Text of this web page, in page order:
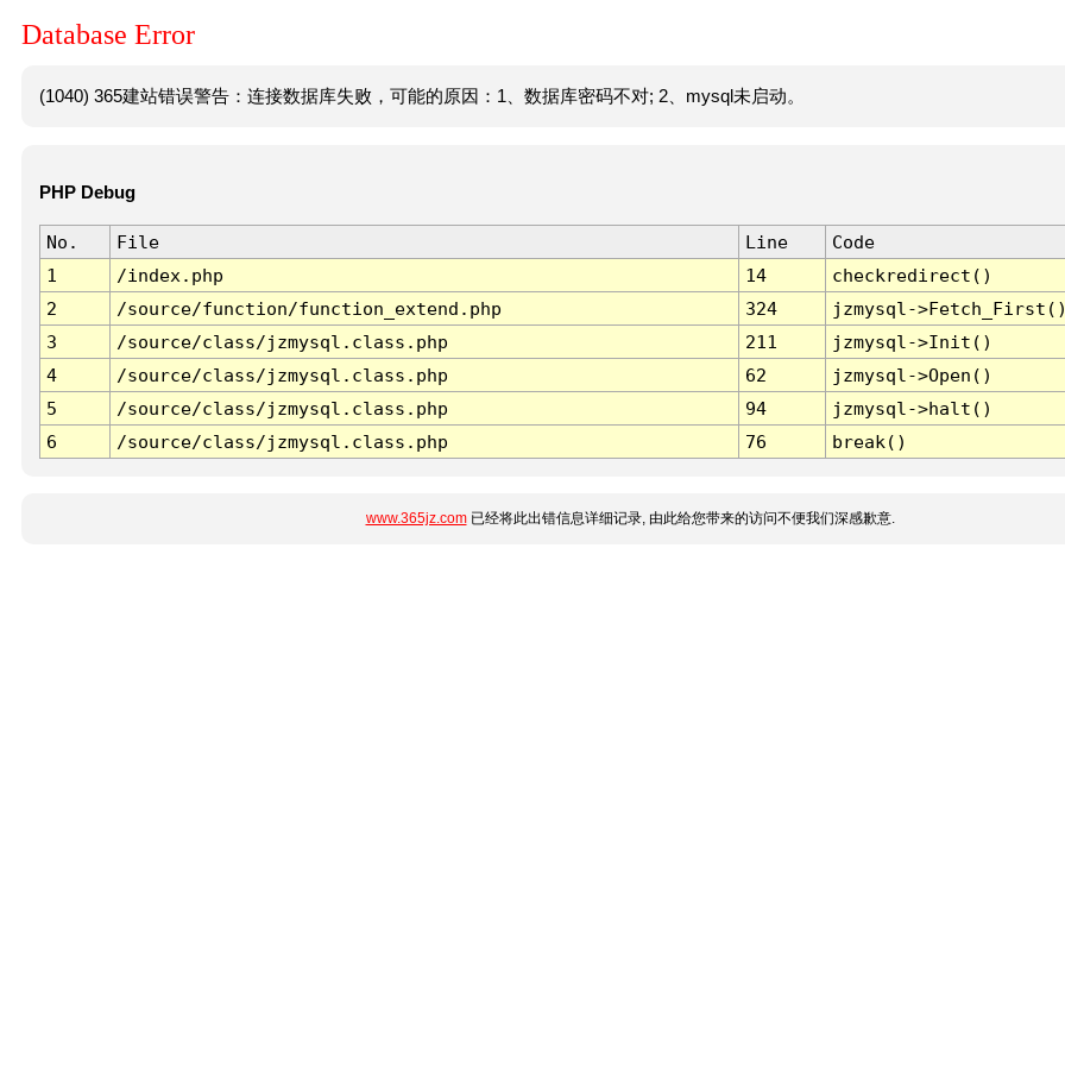
Database Error
(1040) 365建站错误警告：连接数据库失败，可能的原因：1、数据库密码不对; 2、mysql未启动。
PHP Debug
No. File Line
Code
1
/index.php 14
checkredirect()
2
/source/function/function_extend.php 324
jzmysql-
3
/source/class/jzmysql.class.php 211
jzmysql->Init()
4
/source/class/jzmysql.class.php 62
jzmysql->Open()
5
/source/class/jzmysql.class.php 94
jzmysql->halt()
6
/source/class/jzmysql.class.php 76 break()
www.365jz.com已经将此出错信息详细记录, 由此给您带来的访问不便我们深感歉意.